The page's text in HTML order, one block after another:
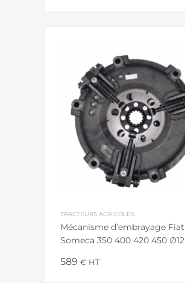
TRACTEURS AGRICOLES
Mécanisme d’embrayage Fiat
Someca 350 400 420 450 ∅12
589 € HT